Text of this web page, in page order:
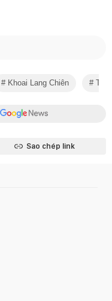
Khoai Lang Chiên
Sao chép link